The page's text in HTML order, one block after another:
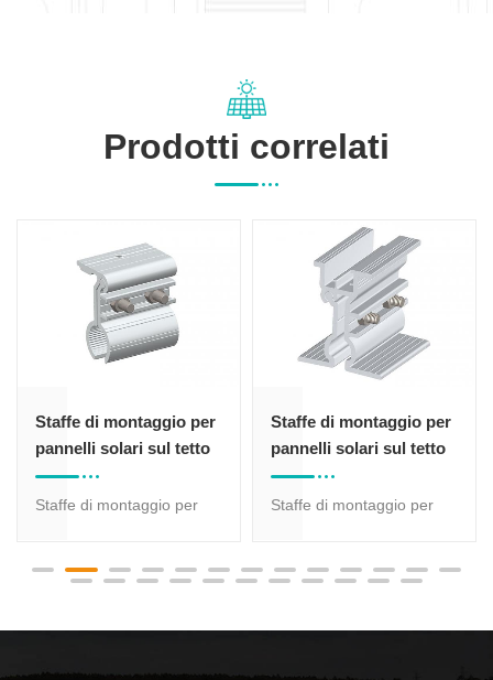
Prodotti correlati
Staffe di montaggio per
pannelli solari sul tetto
Staffe di montaggio per
realizzate in alluminio
Staffe di montaggio per
pannelli solari sul tetto
Staffe di montaggio per
realizzate in alluminio